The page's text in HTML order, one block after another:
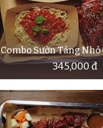
Combo Sườn Tảng
345,000 đ